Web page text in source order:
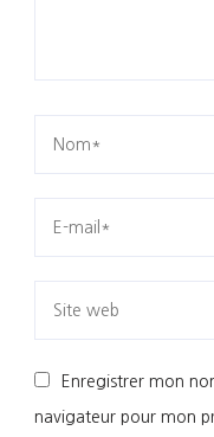
Enregistrer mon
navigateur pour mon